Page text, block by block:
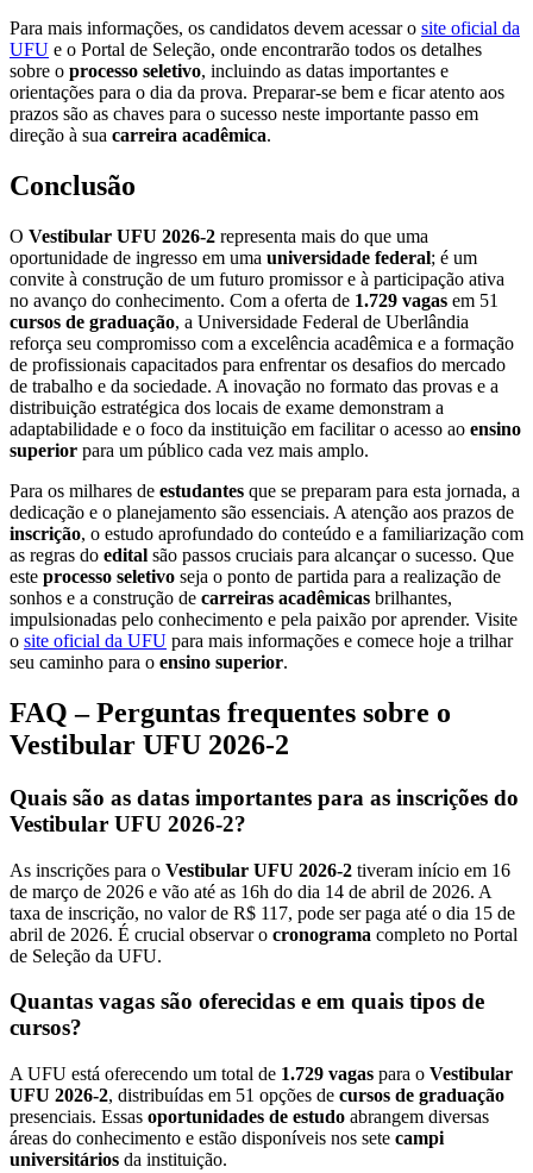
Para mais informações, os candidatos devem acessar o site oficial da
UFU e o Portal de Seleção, onde encontrarão todos os detalhes
sobre o processo seletivo, incluindo as datas importantes e
orientações para o dia da prova. Preparar-se bem e ficar atento aos
prazos são as chaves para o sucesso neste importante passo em
direção à sua carreira acadêmica.
Conclusão
O Vestibular UFU 2026-2 representa mais do que uma
oportunidade de ingresso em uma universidade federal; é um
convite à construção de um futuro promissor e à participação ativa
no avanço do conhecimento. Com a oferta de 1.729 vagas em 51
cursos de graduação, a Universidade Federal de Uberlândia
reforça seu compromisso com a excelência acadêmica e a formação
de profissionais capacitados para enfrentar os desafios do mercado
de trabalho e da sociedade. A inovação no formato das provas e a
distribuição estratégica dos locais de exame demonstram a
adaptabilidade e o foco da instituição em facilitar o acesso ao ensino
superior para um público cada vez mais amplo.
Para os milhares de estudantes que se preparam para esta jornada, a
dedicação e o planejamento são essenciais. A atenção aos prazos de
inscrição, o estudo aprofundado do conteúdo e a familiarização com
as regras do edital são passos cruciais para alcançar o sucesso. Que
este processo seletivo seja o ponto de partida para a realização de
sonhos e a construção de carreiras acadêmicas brilhantes,
impulsionadas pelo conhecimento e pela paixão por aprender. Visite
o site oficial da UFU para mais informações e comece hoje a trilhar
seu caminho para o ensino superior.
FAQ – Perguntas frequentes sobre o
Vestibular UFU 2026-2
Quais são as datas importantes para as inscrições do
Vestibular UFU 2026-2?
As inscrições para o Vestibular UFU 2026-2 tiveram início em 16
de março de 2026 e vão até as 16h do dia 14 de abril de 2026. A
taxa de inscrição, no valor de R$ 117, pode ser paga até o dia 15 de
abril de 2026. É crucial observar o cronograma completo no Portal
de Seleção da UFU.
Quantas vagas são oferecidas e em quais tipos de
cursos?
A UFU está oferecendo um total de 1.729 vagas para o Vestibular
UFU 2026-2, distribuídas em 51 opções de cursos de graduação
presenciais. Essas oportunidades de estudo abrangem diversas
áreas do conhecimento e estão disponíveis nos sete campi
universitários da instituição.